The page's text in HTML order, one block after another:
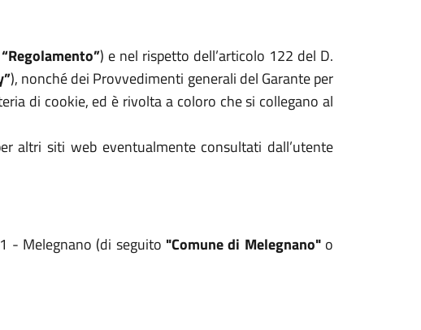
“Regolamento”) e nel rispetto dell’articolo 122 del D.
), nonché dei Provvedimenti generali del Garante per
di cookie, ed è rivolta a coloro che si collegano al
altri siti web eventualmente consultati dall’utente
- Melegnano (di seguito "Comune di Melegnano"o